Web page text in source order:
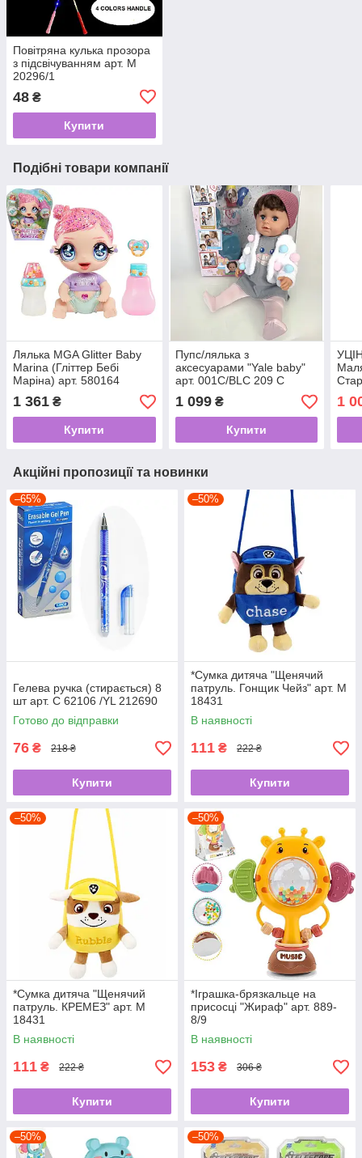
Повітряна кулька прозора
з підсвічуванням арт. М
20296/1
48 ₴
Купити
Подібні товари компанії
Лялька MGA Glitter Baby
Marina (Гліттер Бебі
Маріна) арт. 580164
1 361 ₴
Купити
Пупс/лялька з
аксесуарами "Yale baby"
арт. 001C/BLC 209 C
1 099₴
Купити
1
Акційні пропозиції та новинки
–65%
Гелева ручка (стирається) 8
шт арт. С 62106 /YL 212690
Готово до відправки
76 ₴ 218 ₴
Купити
–50%
*Сумка дитяча "Щенячий
патруль. Гонщик Чейз" арт. M
18431
В наявності
111 ₴ 222 ₴
Купити
–50%
*Сумка дитяча "Щенячий
патруль. КРЕМЕЗ" арт. M
18431
В наявності
111 ₴ 222 ₴
Купити
–50%
*Іграшка-брязкальце на
присосці "Жираф" арт. 889-
8/9
В наявності
153 ₴ 306 ₴
Купити
–50% –50%